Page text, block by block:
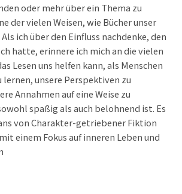
oder mehr über ein Thema zu
der vielen Weisen, wie Bücher unser
ich über den Einfluss nachdenke, den
hatte, erinnere ich mich an die vielen
Lesen uns helfen kann, als Menschen
lernen, unsere Perspektiven zu
Annahmen auf eine Weise zu
spaßig als auch belohnend ist. Es
von Charakter-getriebener Fiktion
einem Fokus auf inneren Leben und